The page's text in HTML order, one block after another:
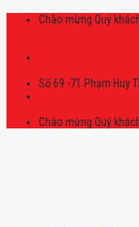
Skip
Chào mừng Quý
Số 69 -71 Phạm Huy
Chào mừng Quý